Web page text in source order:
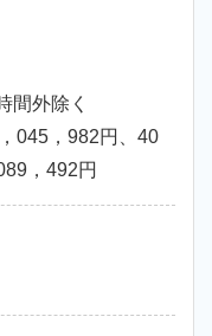
間外除く
045，982円、40
，492円